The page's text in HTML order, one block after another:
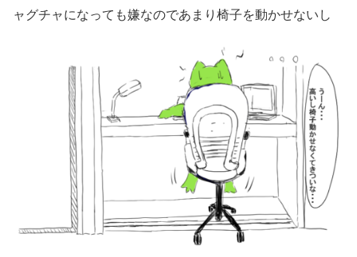
ャグチャになっても嫌なのであまり椅子を動かせないし